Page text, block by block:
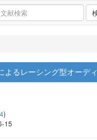
よるレーシング型オーデ
)
15